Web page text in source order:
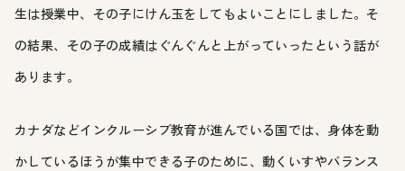
生は授業中、その子にけん玉をしてもよいことにしました。そ
の結果、その子の成績はぐんぐんと上がっていったという話が
あります。
カナダなどインクルーシブ教育が進んでいる国では、身体を動
かしているほうが集中できる子のために、動くいすやバランス